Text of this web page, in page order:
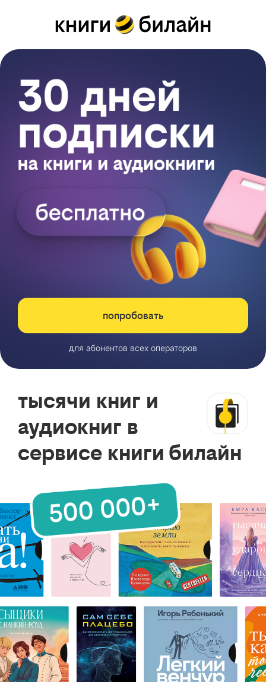
попробовать
для абонентов всех операторов
тысячи книг и
аудиокниг в
сервисе книги билайн